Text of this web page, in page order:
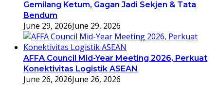
Gemilang Ketum, Gagan Jadi Sekjen & Tata
Bendum
June 29, 2026June 29, 2026
AFFA Council Mid-Year Meeting 2026, Perkuat
Konektivitas Logistik ASEAN
June 26, 2026June 26, 2026